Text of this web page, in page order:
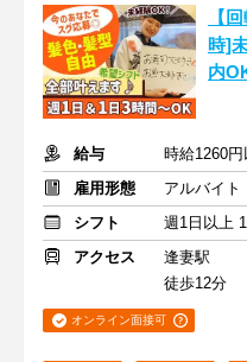
【
時]
内
給与
時給1260
雇用形態
アルバイト
シフト
週1日以上
アクセス
逢妻駅
徒歩12分
オンライン面接可